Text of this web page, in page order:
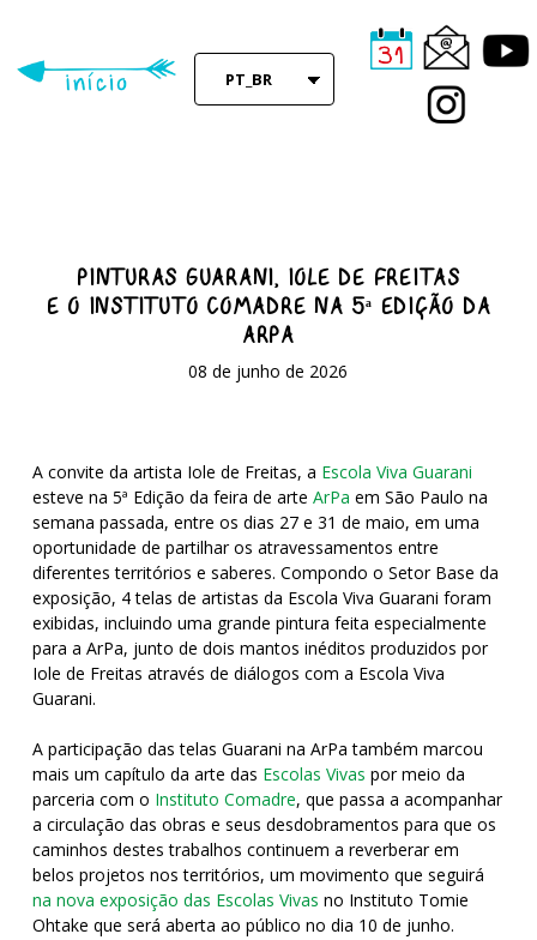
main
content
PT_BR
PINTURAS GUARANI, IOLE DE FREITAS
E O INSTITUTO COMADRE NA 5ª EDIÇÃO DA
ARPA
08 de junho de 2026
A convite da artista Iole de Freitas, a Escola Viva Guarani
esteve na 5ª Edição da feira de arte ArPa em São Paulo na
semana passada, entre os dias 27 e 31 de maio, em uma
oportunidade de partilhar os atravessamentos entre
diferentes territórios e saberes. Compondo o Setor Base da
exposição, 4 telas de artistas da Escola Viva Guarani foram
exibidas, incluindo uma grande pintura feita especialmente
para a ArPa, junto de dois mantos inéditos produzidos por
Iole de Freitas através de diálogos com a Escola Viva
Guarani.
A participação das telas Guarani na ArPa também marcou
mais um capítulo da arte das Escolas Vivas por meio da
parceria com o Instituto Comadre, que passa a acompanhar
a circulação das obras e seus desdobramentos para que os
caminhos destes trabalhos continuem a reverberar em
belos projetos nos territórios, um movimento que seguirá
na nova exposição das Escolas Vivas no Instituto Tomie
Ohtake que será aberta ao público no dia 10 de junho.